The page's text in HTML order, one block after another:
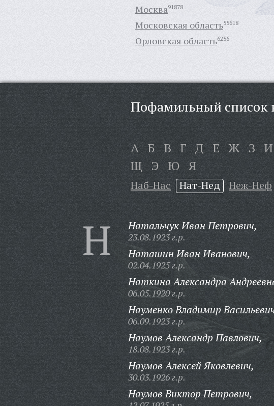
Москва91878
Московская область55618
Орловская область6256
Пофамильный список
А Б В Г Д Е Ж З И
Щ Э Ю Я
Наб-Нас Нат-Нед Неж-Неф
Н Натальчук Иван Петрович,
23.08.1923 г.р.
Наташин Иван Иванович,
02.04.1925 г.р.
Наткина Александра
06.05.1920 г.р.
Науменко Владимир
06.09.1923 г.р.
Наумов Александр Павлович,
18.08.1923 г.р.
Наумов Алексей Яковлевич,
30.03.1926 г.р.
Наумов Виктор Петрович,